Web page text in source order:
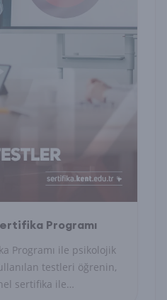
Programı
Programı ile psikolojik
testleri öğrenin,
sertifika ile